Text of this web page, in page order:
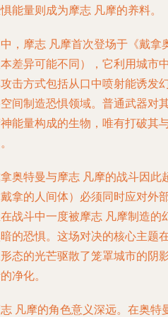
能量则成为摩志 凡摩的养料。
，摩志 凡摩首次登场于《戴拿
差异可能不同），它利用城市
击方式包括从口中喷射能诱发
间制造恐惧领域。普通武器对
能量构成的生物，唯有打破其
奥特曼与摩志 凡摩的战斗因此
拿的人间体）必须同时应对外
战斗中一度被摩志 凡摩制造
的恐惧。这场对决的核心主题
态的光芒驱散了笼罩城市的阴
净化。
凡摩的角色意义深远。在奥特